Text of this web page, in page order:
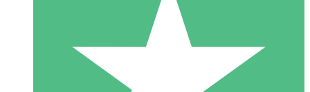
Pacotes de Créditos Individuais
Pague conforme o uso com créditos de download. Sem